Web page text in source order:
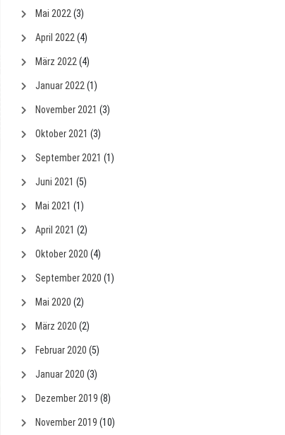
Mai 2022 (3)
April 2022 (4)
März 2022 (4)
Januar 2022 (1)
November 2021 (3)
Oktober 2021 (3)
September 2021 (1)
Juni 2021 (5)
Mai 2021 (1)
April 2021 (2)
Oktober 2020 (4)
September 2020 (1)
Mai 2020 (2)
März 2020 (2)
Februar 2020 (5)
Januar 2020 (3)
Dezember 2019 (8)
November 2019 (10)